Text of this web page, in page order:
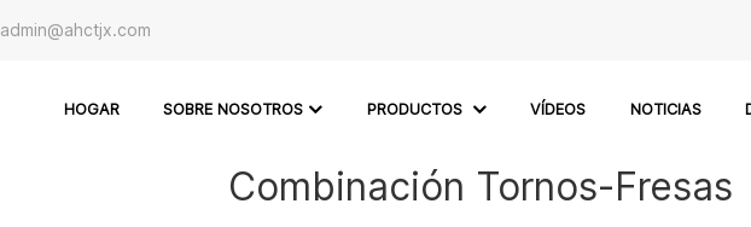
admin@ahctjx.com
HOGAR SOBRE NOSOTROS PRODUCTOS VÍDEOS NOTICIAS
Combinación Tornos-Fresas